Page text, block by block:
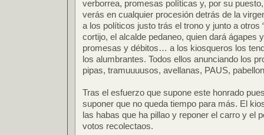
verborrea, promesas políticas y, por su
verás en cualquier procesión detrás de la
a los políticos justo trás el trono y junto a otros
cortijo, el alcalde pedaneo, quien dará ágapes
promesas y débitos… a los kiosqueros los
los alumbrantes. Todos ellos anunciando los
pipas, tramuuuusos, avellanas, PAUS,
Tras el esfuerzo que supone este honrado
suponer que no queda tiempo para más. El
las habas que ha pillao y reponer el carro y el
votos recolectaos.